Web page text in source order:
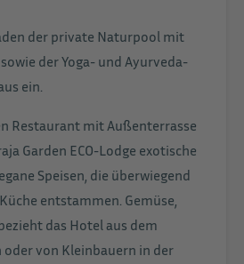
der private Naturpool mit
der Yoga- und Ayurveda-
ein.
Restaurant mit Außenterrasse
Garden ECO-Lodge exotische
Speisen, die überwiegend
entstammen. Gemüse,
das Hotel aus dem
oder von Kleinbauern in der